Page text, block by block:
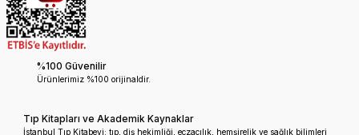
%100 Güvenilir
Ürünlerimiz %100 orijinaldir.
Tıp Kitapları ve Akademik Kaynaklar
İstanbul Tıp Kitabevi; tıp, diş hekimliği, eczacılık, hemşirelik ve sağlık bilimleri